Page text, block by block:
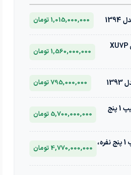
1,015,000,000 تومان
سمند، سورن، پلاس XU7P
1,560,000,000 تومان
795,000,000 تومان
فیدلیتی، پرستیژ، تیپ 1 پنج
5,700,000,000 تومان
فیدلیتی، الیت، تیپ 1 پنج نفره،
4,770,000,000 تومان